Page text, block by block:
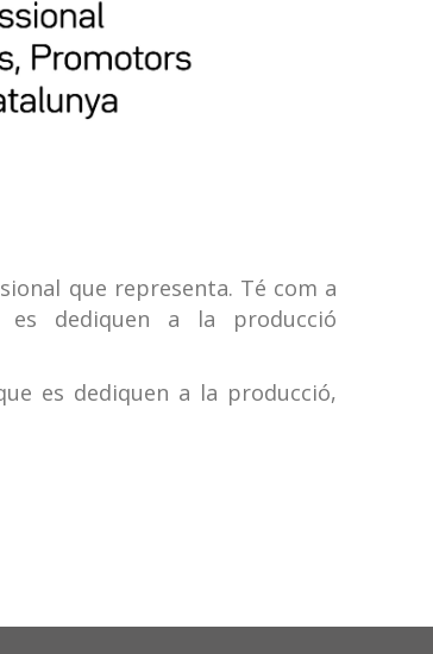
que representa. Té com a
es dediquen a la producció
es dediquen a la producció,